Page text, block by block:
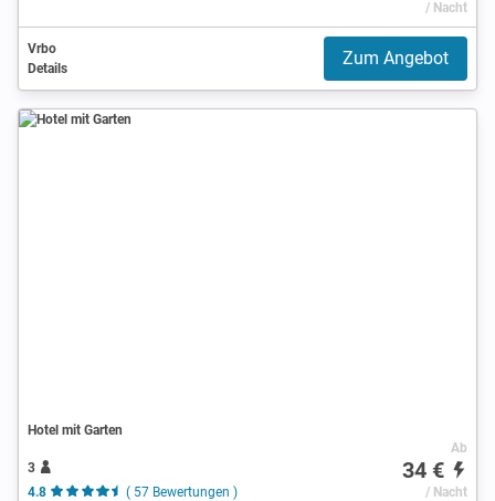
/ Nacht
Vrbo
Details
Zum Angebot
Hotel mit Garten
3
4.8
( 57 Bewertungen )
Ab
34 €
/ Nacht